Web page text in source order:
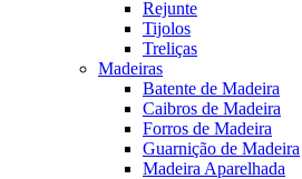
Rejunte
Tijolos
Treliças
Madeiras
Batente de Madeira
Caibros de Madeira
Forros de Madeira
Guarnição de Madeira
Madeira Aparelhada